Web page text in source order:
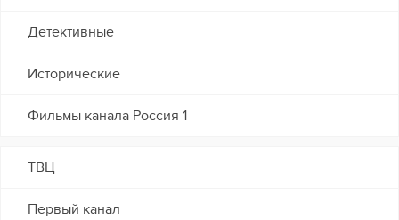
Детективные
Исторические
Фильмы канала Россия 1
ТВЦ
Первый канал